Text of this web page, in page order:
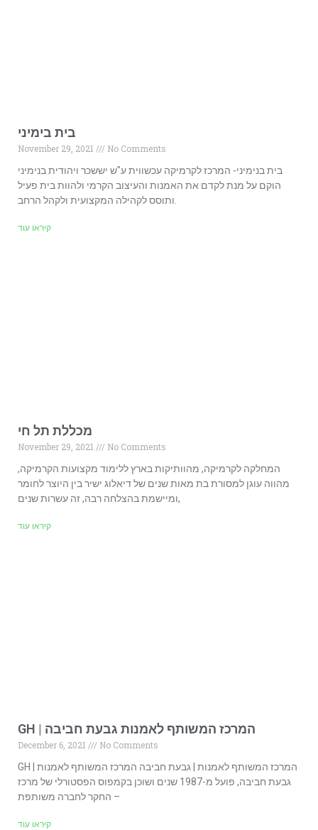
בית בימיני
November 29, 2021
No Comments
בית בנימיני- המרכז לקרמיקה עכשווית ע"ש יששכר ויהודית בנימיני
הוקם על מנת לקדם את האמנות והעיצוב הקרמי ולהוות בית פעיל
קיראו עוד
מכללת תל חי
November 29, 2021
No Comments
המחלקה לקרמיקה, מהוותיקות בארץ ללימוד מקצועות הקרמיקה,
מהווה עוגן למסורת בת מאות שנים של דיאלוג ישיר בין היוצר לחומר
ומיישמת בהצלחה רבה, זה עשרות שנים,
קיראו עוד
GH | המרכז המשותף לאמנות גבעת חביבה
December 6, 2021
No Comments
GH | המרכז המשותף לאמנות | גבעת חביבה המרכז המשותף לאמנות
גבעת חביבה, פועל מ-1987 שנים ושוכן בקמפוס הפסטורלי של מרכז
החקר לחברה משותפת –
קיראו עוד